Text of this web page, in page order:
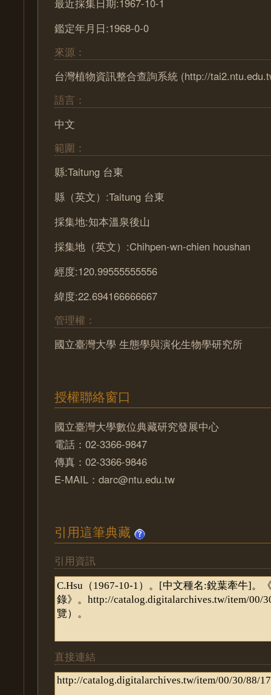
鑑定年月日:1968-0-0
來源：
台灣植物資訊整合查詢系統 (http://
語言：
中文
範圍：
縣:Taitung 台東
縣（英文）:Taitung 台東
採集地:知本溫泉後山
採集地（英文）:Chihpen-wn-chien houshan
經度:120.99555555556
緯度:22.694166666667
管理權：
國立臺灣大學 生態學與演化生物學研究所
授權聯絡窗口
國立臺灣大學數位典藏研究發展中心
電話：02-3366-9847
傳真：02-3366-9846
E-MAIL：darc@ntu.edu.tw
引用這筆典藏
引用資訊
直接連結